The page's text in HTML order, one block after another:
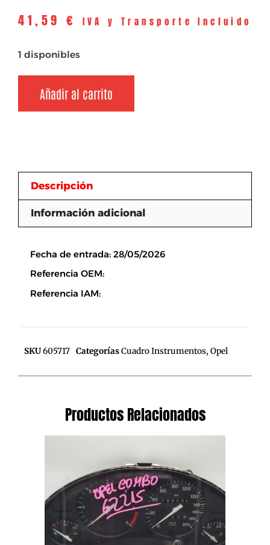
41,59 € IVA y Transporte Incluido
1 disponibles
Añadir al carrito
Descripción
Información adicional
Fecha de entrada: 28/05/2026
Referencia OEM:
Referencia IAM:
SKU605717 CategoríasCuadro Instrumentos, Opel
Productos Relacionados